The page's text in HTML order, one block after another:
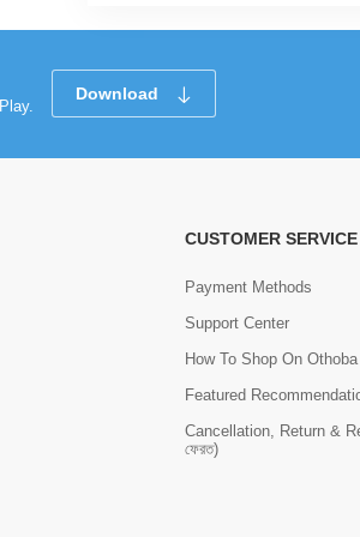
Download
CUSTOMER SERVICE
Payment Methods
Support Center
How To Shop On Othoba
Featured
Cancellation, Return &
ফেরত)